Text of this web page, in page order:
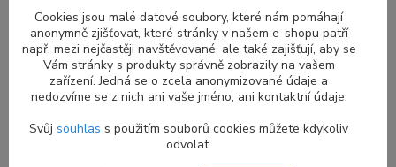
nejdříve vyměnit, aby se zabránilo dalšímu poškození displeje
nebo šasi notebooku.Originální náhradní pantypro
notebooky DELLzajišťují kompatibilitu a spolehlivý výkon. Při
výměně pantů doporučujeme použít pouze originální díly, které
jsou specificky navrženy pro váš model notebooku DELL
Cookies jsou malé datové soubory, které nám pomáhají
anonymně zjišťovat, které stránky v našem e-shopu patří
např. mezi nejčastěji navštěvované, ale také zajišťují, aby se
Vám stránky s produkty správně zobrazily na vašem
zařízení. Jedná se o zcela anonymizované údaje a
nedozvíme se z nich ani vaše jméno, ani kontaktní údaje.
Svůj souhlas s použitím souborů cookies můžete kdykoliv
odvolat.